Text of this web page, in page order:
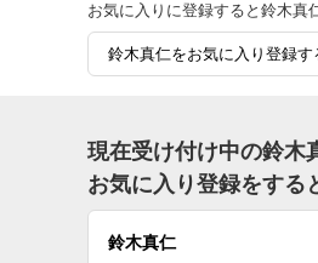
お気に入りに登録すると鈴木真
鈴木真仁をお気に入り登録す
現在受け付け中の鈴木
お気に入り登録をする
鈴木真仁